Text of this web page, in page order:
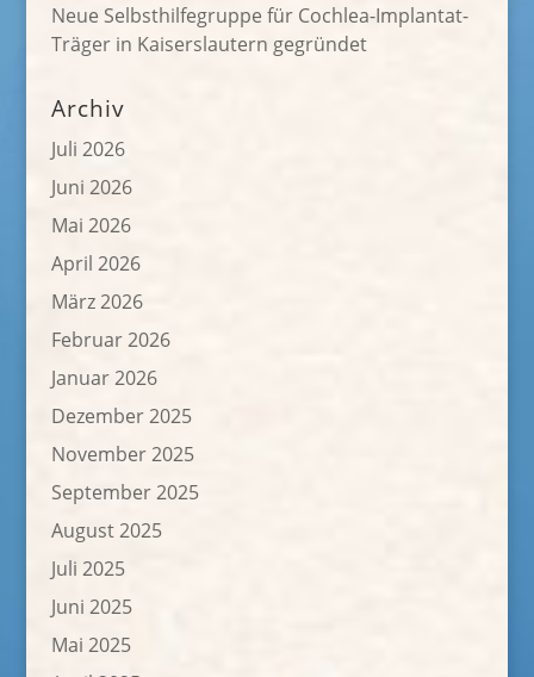
Neue Selbsthilfegruppe für Cochlea-Implantat-
Träger in Kaiserslautern gegründet
Archiv
Juli 2026
Juni 2026
Mai 2026
April 2026
März 2026
Februar 2026
Januar 2026
Dezember 2025
November 2025
September 2025
August 2025
Juli 2025
Juni 2025
Mai 2025